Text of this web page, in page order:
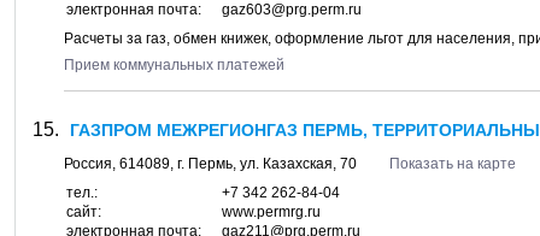
электронная почта:
gaz603@prg.perm.ru
Расчеты за газ, обмен книжек, оформление льгот для населения,
Прием коммунальных платежей
ГАЗПРОМ МЕЖРЕГИОНГАЗ ПЕРМЬ,
Россия, 614089, г. Пермь, ул. Казахская, 70
Показать на карте
тел.:
+7 342 262-84-04
сайт:
www.permrg.ru
электронная почта:
gaz211@prg.perm.ru